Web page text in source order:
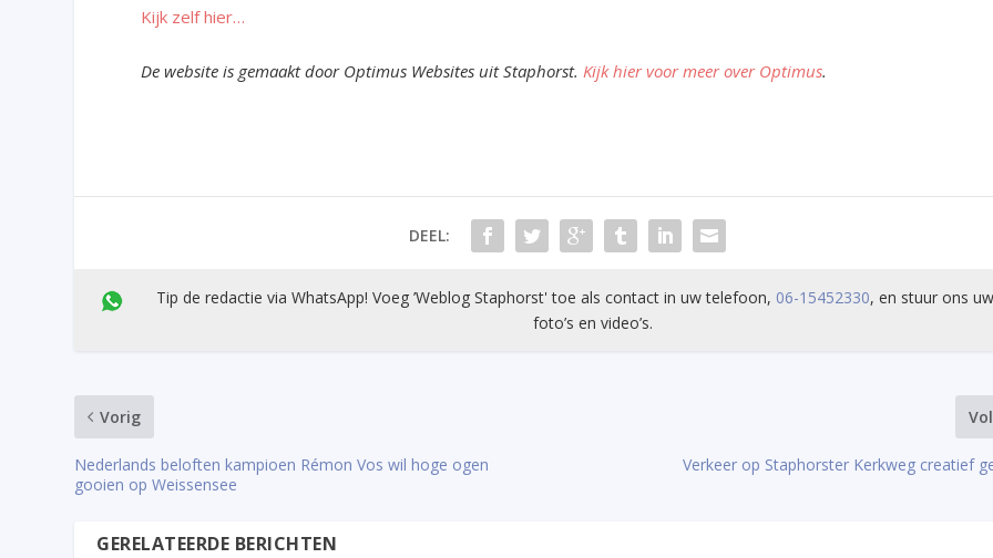
Kijk zelf hier…
De website is gemaakt door Optimus Websites uit Staphorst.Kijk hier voor meer over Optimus.
DEEL:
Tip de redactie via WhatsApp! Voeg ’Weblog Staphorst' toe als contact in uw telefoon, 06-15452330, en stuur ons
foto’s en video’s.
Vorig
Nederlands beloften kampioen Rémon Vos wil hoge ogen
gooien op Weissensee
Verkeer op Staphorster Kerkweg creatief
GERELATEERDE BERICHTEN